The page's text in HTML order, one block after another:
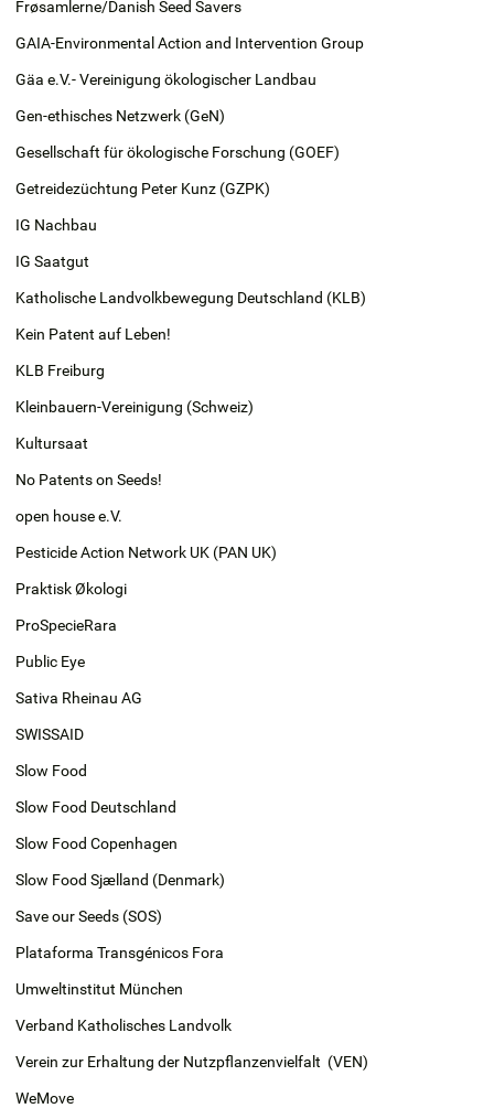
Frøsamlerne/Danish Seed Savers
GAIA-Environmental Action and Intervention Group
Gäa e.V.- Vereinigung ökologischer Landbau
Gen-ethisches Netzwerk (GeN)
Gesellschaft für ökologische Forschung (GOEF)
Getreidezüchtung Peter Kunz (GZPK)
IG Nachbau
IG Saatgut
Katholische Landvolkbewegung Deutschland (KLB)
Kein Patent auf Leben!
KLB Freiburg
Kleinbauern-Vereinigung (Schweiz)
Kultursaat
No Patents on Seeds!
open house e.V.
Pesticide Action Network UK (PAN UK)
Praktisk Økologi
ProSpecieRara
Public Eye
Sativa Rheinau AG
SWISSAID
Slow Food
Slow Food Deutschland
Slow Food Copenhagen
Slow Food Sjælland (Denmark)
Save our Seeds (SOS)
Plataforma Transgénicos Fora
Umweltinstitut München
Verband Katholisches Landvolk
Verein zur Erhaltung der Nutzpflanzenvielfalt (VEN)
WeMove